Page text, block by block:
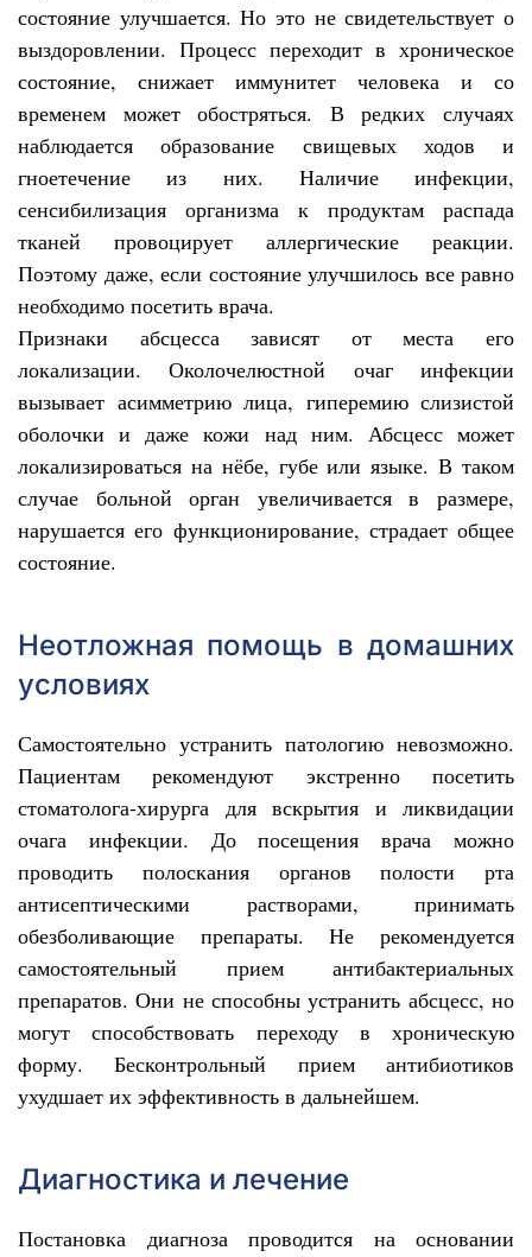
состояние улучшается. Но это не свидетельствует о
выздоровлении. Процесс переходит в хроническое
состояние, снижает иммунитет человека и со
временем может обостряться. В редких случаях
наблюдается образование свищевых ходов и
гноетечение из них. Наличие инфекции,
сенсибилизация организма к продуктам распада
тканей провоцирует аллергические реакции.
Поэтому даже, если состояние улучшилось все равно
необходимо посетить врача.
Признаки абсцесса зависят от места его
локализации. Околочелюстной очаг инфекции
вызывает асимметрию лица, гиперемию слизистой
оболочки и даже кожи над ним. Абсцесс может
локализироваться на нёбе, губе или языке. В таком
случае больной орган увеличивается в размере,
нарушается его функционирование, страдает общее
состояние.
Неотложная помощь в домашних
условиях
Самостоятельно устранить патологию невозможно.
Пациентам рекомендуют экстренно посетить
стоматолога-хирурга для вскрытия и ликвидации
очага инфекции. До посещения врача можно
проводить полоскания органов полости рта
антисептическими растворами, принимать
обезболивающие препараты. Не рекомендуется
самостоятельный прием антибактериальных
препаратов. Они не способны устранить абсцесс, но
могут способствовать переходу в хроническую
форму. Бесконтрольный прием антибиотиков
ухудшает их эффективность в дальнейшем.
Диагностика и лечение
Постановка диагноза проводится на основании